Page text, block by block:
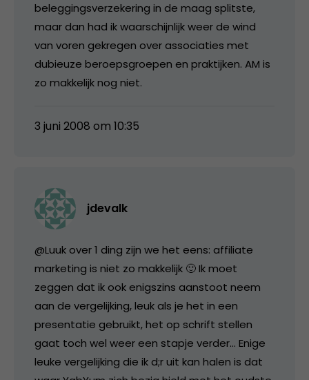
beleggingsverzekering in de maag splitste,
maar dan had ik waarschijnlijk weer de wind
van voren gekregen over associaties met
dubieuze beroepsgroepen en praktijken. AM is
zo makkelijk nog niet.
3 juni 2008 om 10:35
jdevalk
@Luuk over 1 ding zijn we het eens: affiliate
marketing is niet zo makkelijk 🙂 Ik moet
zeggen dat ik ook enigszins aanstoot neem
aan de vergelijking, leuk als je het in een
presentatie gebruikt, het op schrift stellen
gaat toch wel weer een stapje verder… Enige
leuke vergelijking die ik d;r uit kan halen is dat